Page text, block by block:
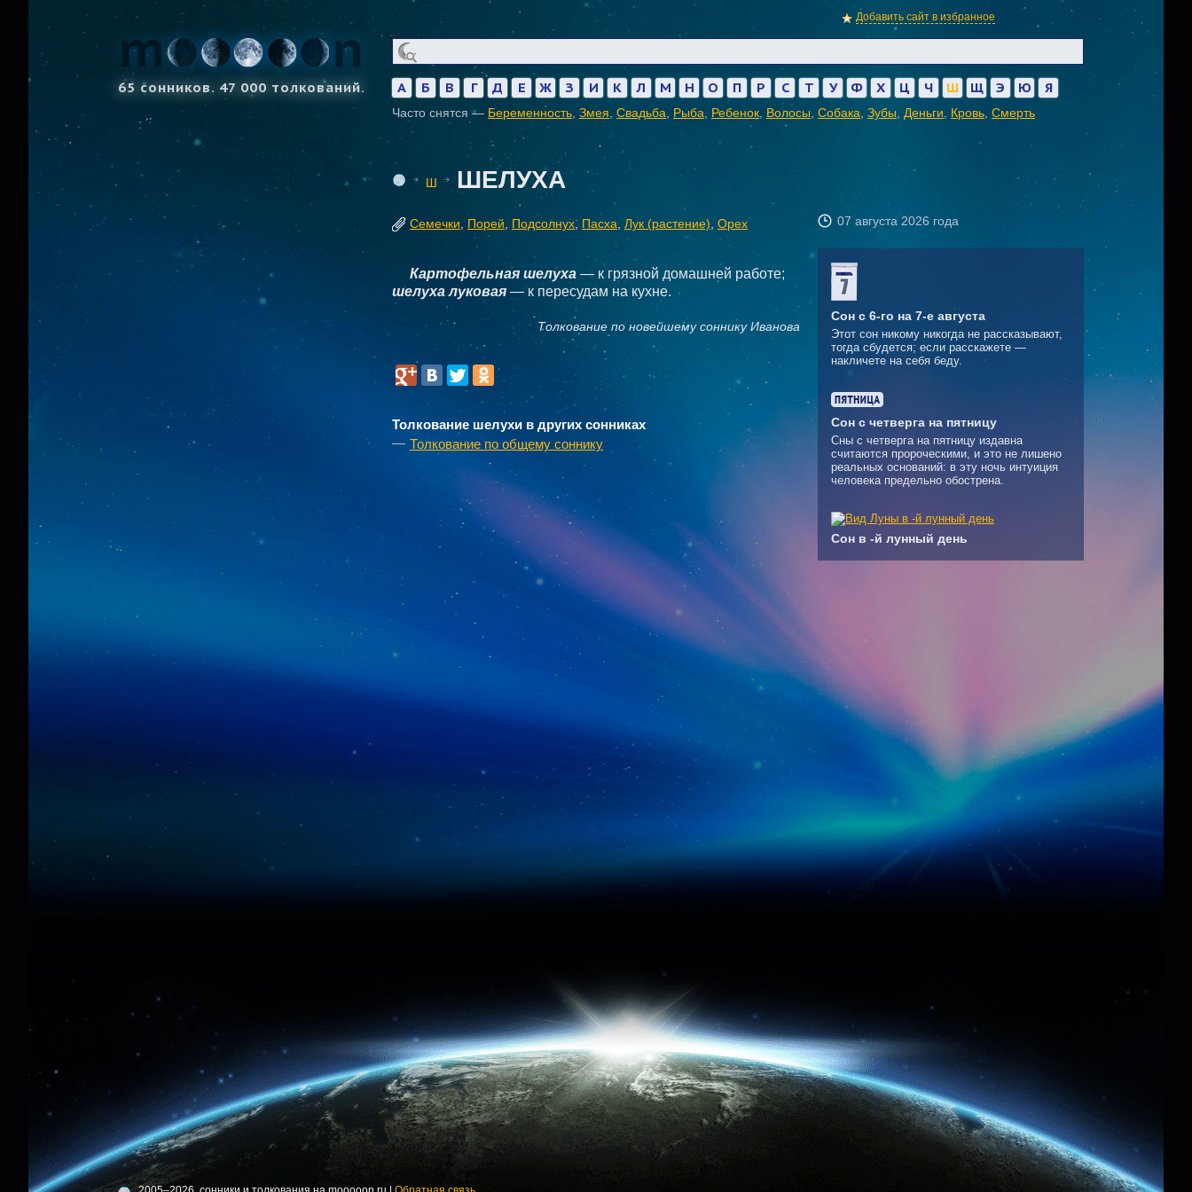
Добавить сайт в избранное
65 сонников. 47 000 толкований. А Б В Г Д Е Ж З И К Л М Н О П Р С Т У Ф Х Ц Ч Ш Щ Э Ю Я
Часто снятся — Беременность Змея Свадьба Рыба Ребенок Волосы Собака Зубы Деньги Кровь Смерть
Ш ШЕЛУХА
Семечки Порей Подсолнух, Пасха Лук (растение) Орех 07 августа 2026 года
Картофельная шелуха — к грязной домашней работе;
шелуха луковая — к пересудам на кухне.
Толкование по новейшему соннику Иванова
Толкование шелухи в других сонниках
Толкование по общему соннику
Сон с 6-го на 7-е августа
Этот сон никому никогда не рассказывают,
тогда сбудется; если расскажете —
накличете на себя беду.
Сон с четверга на пятницу
Сны с четверга на пятницу издавна
считаются пророческими, и это не лишено
реальных оснований: в эту ночь интуиция
человека предельно обострена.
Сон в -й лунный день